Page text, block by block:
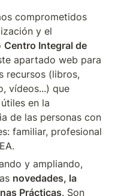
comprometidos
y el
Centro Integral de
apartado web para
recursos (libros,
vídeos...) que
en la
de las personas con
familiar, profesional
y ampliando,
novedades, la
Prácticas. Son